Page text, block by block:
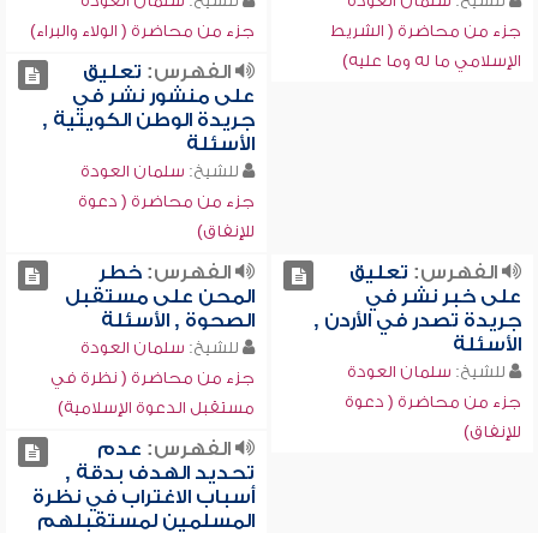
جزء من محاضرة ( الشريط
الإسلامي ما له وما عليه)
جزء من محاضرة ( الولاء والبراء)
الفهرس: تعليق
على منشور نشر في
جريدة الوطن الكويتية ,
الأسئلة
للشيخ: سلمان العودة
جزء من محاضرة ( دعوة
للإنفاق)
الفهرس: تعليق
على خبر نشر في
جريدة تصدر في الأردن ,
الأسئلة
للشيخ: سلمان العودة
جزء من محاضرة ( دعوة
للإنفاق)
الفهرس:خطر
المحن على مستقبل
الصحوة , الأسئلة
للشيخ: سلمان العودة
جزء من محاضرة ( نظرة في
مستقبل الدعوة الإسلامية)
الفهرس: عدم
تحديد الهدف بدقة ,
أسباب الاغتراب في نظرة
المسلمين لمستقبلهم